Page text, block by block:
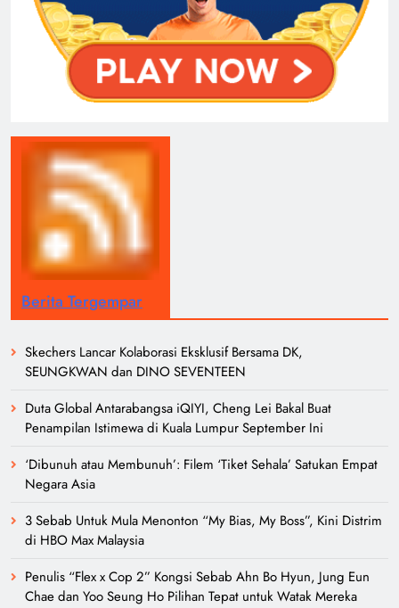
Berita Tergempar
Skechers Lancar Kolaborasi Eksklusif Bersama DK,
SEUNGKWAN dan DINO SEVENTEEN
Duta Global Antarabangsa iQIYI, Cheng Lei Bakal Buat
Penampilan Istimewa di Kuala Lumpur September Ini
‘Dibunuh atau Membunuh’: Filem ‘Tiket Sehala’ Satukan Empat
Negara Asia
3 Sebab Untuk Mula Menonton “My Bias, My Boss”, Kini Distrim
di HBO Max Malaysia
Penulis “Flex x Cop 2” Kongsi Sebab Ahn Bo Hyun, Jung Eun
Chae dan Yoo Seung Ho Pilihan Tepat untuk Watak Mereka